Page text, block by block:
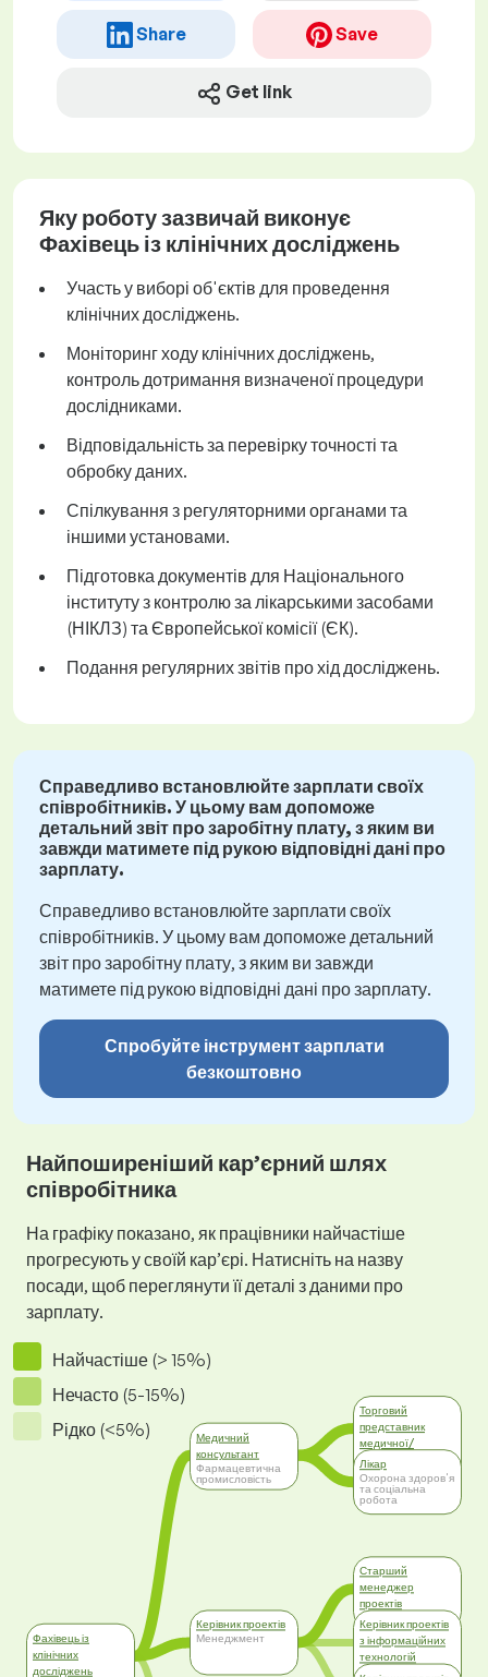
Share Save
Get link
Яку роботу зазвичай виконує
Фахівець із клінічних досліджень
Участь у виборі об'єктів для проведення
клінічних досліджень.
Моніторинг ходу клінічних досліджень,
контроль дотримання визначеної процедури
дослідниками.
Відповідальність за перевірку точності та
обробку даних.
Спілкування з регуляторними органами та
іншими установами.
Підготовка документів для Національного
інституту з контролю за лікарськими засобами
(НІКЛЗ) та Європейської комісії (ЄК).
Подання регулярних звітів про хід досліджень.
Справедливо встановлюйте зарплати своїх
співробітників. У цьому вам допоможе
детальний звіт про заробітну плату, з яким ви
завжди матимете під рукою відповідні дані про
зарплату.
Справедливо встановлюйте зарплати своїх
співробітників. У цьому вам допоможе детальний
звіт про заробітну плату, з яким ви завжди
матимете під рукою відповідні дані про зарплату.
Спробуйте інструмент зарплати
безкоштовно
Найпоширеніший кар’єрний шлях
співробітника
На графіку показано, як працівники найчастіше
прогресують у своїй кар’єрі. Натисніть на назву
посади, щоб переглянути її деталі з даними про
зарплату.
Найчастіше (> 15%)
Нечасто (5-15%)
Рідко (<5%)
Фахівець із
клінічних
досліджень
Медичний
консультант
Фармацевтична
промисловість
Керівник проектів
Менеджмент
Торговий
представник
медичної/
фармацевтичної
компанії
Фармацевтична
промисловість
Лікар
Охорона здоров'я
та соціальна
робота
Старший
менеджер
проектів
Менеджмент
Керівник проектів
з інформаційних
технологій
Інформаційні